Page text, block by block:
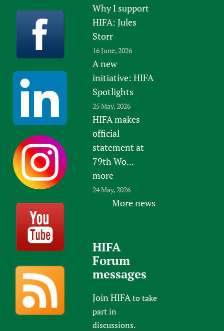
Why I support
HIFA: Jules
Storr
16 June, 2026
A new
initiative: HIFA
Spotlights
25 May, 2026
HIFA makes
official
statement at
79th Wo...
more
24 May, 2026
More news
HIFA
Forum
messages
Join HIFAto take
part in
discussions.